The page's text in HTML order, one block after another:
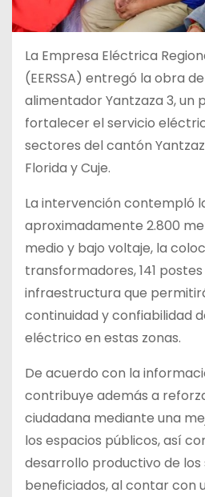
La Empresa Eléctrica
(EERSSA) entregó la obra
alimentador Yantzaza 3, un
fortalecer el servicio
sectores del cantón
Florida y Cuje.
La intervención contempló
aproximadamente 2.800
medio y bajo voltaje, la
transformadores, 141 postes
infraestructura que
continuidad y confiabilidad
eléctrico en estas zonas.
De acuerdo con la
contribuye además a
ciudadana mediante una
los espacios públicos, así
desarrollo productivo de
beneficiados, al contar con